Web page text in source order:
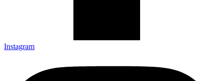
Instagram